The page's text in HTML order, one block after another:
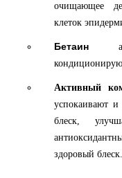
очищающее
клеток
Бетаин
Активный
успокаивают
блеск,
здоровый блеск.